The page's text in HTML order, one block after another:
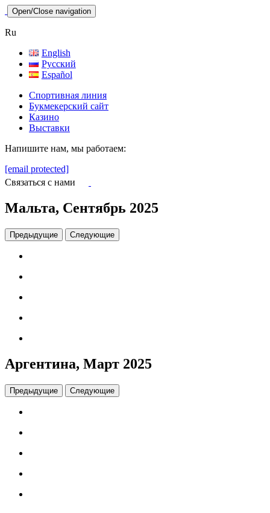
Open/Close navigation
Ru
English
Русский
Español
Спортивная линия
Букмекерский сайт
Казино
Выставки
Напишите нам, мы работаем:
[email protected]
Связаться с нами
Мальта, Сентябрь 2025
Предыдущие Следующие
Аргентина, Март 2025
Предыдущие Следующие